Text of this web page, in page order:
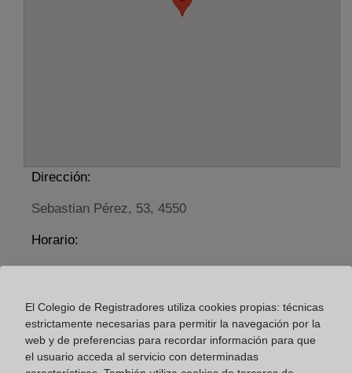
Dirección:
Sebastian Pérez, 53, 4550
Horario:
De lunes a viernes de 09:00 a 17:00 horas
Los días 24 y 31 de diciembre de 09:00 a 14:00
horas
El Colegio de Registradores utiliza cookies propias: técnicas
estrictamente necesarias para permitir la navegación por la
web y de preferencias para recordar información para que
el usuario acceda al servicio con determinadas